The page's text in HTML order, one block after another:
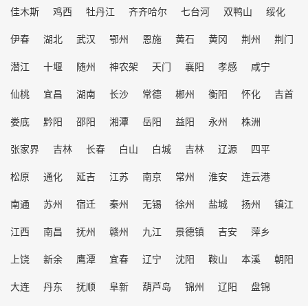
佳木斯
鸡西 牡丹江 齐齐哈尔 七台河 双鸭山
绥化
伊春
湖北 武汉 鄂州 恩施 黄石 黄冈 荆州
荆门
潜江
十堰 随州 神农架 天门 襄阳 孝感
咸宁
仙桃
宜昌 湖南 长沙 常德 郴州 衡阳 怀化
吉首
娄底
黔阳 邵阳 湘潭 岳阳 益阳 永州
株洲
张家界
吉林 长春 白山 白城 吉林 辽源
四平
松原
通化 延吉 江苏 南京 常州 淮安
连云港
南通
苏州 宿迁 秦州 无锡 徐州 盐城 扬州
镇江
江西
南昌 抚州 赣州 九江 景德镇 吉安
萍乡
上饶
新余 鹰潭 宜春 辽宁 沈阳 鞍山 本溪
朝阳
大连
丹东 抚顺 阜新 葫芦岛 锦州 辽阳
盘锦